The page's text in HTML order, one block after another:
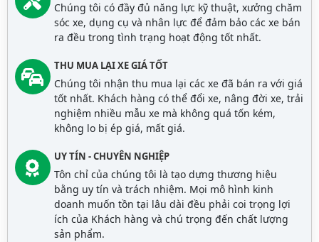
Chúng tôi có đầy đủ năng lực kỹ thuật, xưởng chăm
sóc xe, dụng cụ và nhân lực để đảm bảo các xe bán
ra đều trong tình trạng hoạt động tốt nhất.
THU MUA LẠI XE GIÁ TỐT
Chúng tôi nhận thu mua lại các xe đã bán ra với giá
tốt nhất. Khách hàng có thể đổi xe, nâng đời xe, trải
nghiệm nhiều mẫu xe mà không quá tốn kém,
không lo bị ép giá, mất giá.
UY TÍN - CHUYÊN NGHIỆP
Tôn chỉ của chúng tôi là tạo dựng thương hiệu
bằng uy tín và trách nhiệm. Mọi mô hình kinh
doanh muốn tồn tại lâu dài đều phải coi trọng lợi
ích của Khách hàng và chú trọng đến chất lượng
sản phẩm.